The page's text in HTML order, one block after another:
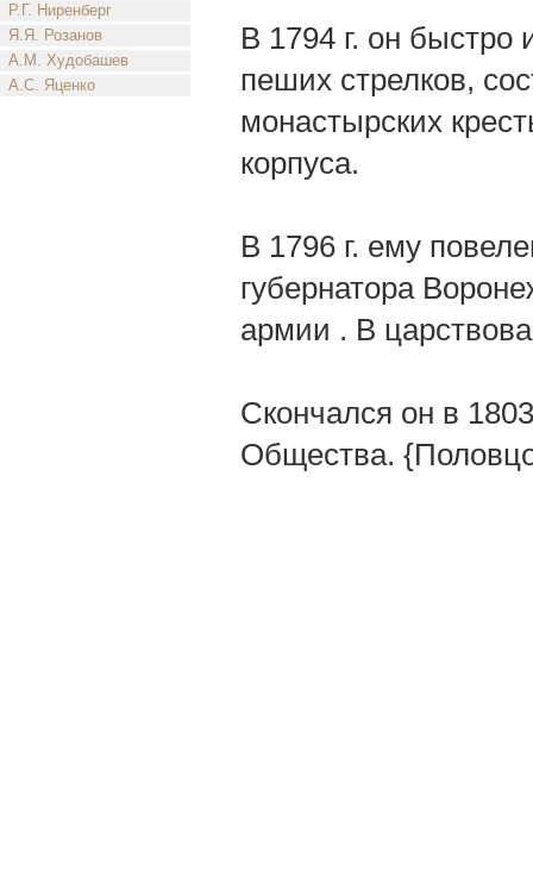
Р.Г. Ниренберг
Я.Я. Розанов
А.М. Худобашев
А.С. Яценко
В 1794 г. он
пеших стрелков,
монастырских
корпуса.
В 1796 г. ему
губернатора
армии . В
Скончался он в
Общества.